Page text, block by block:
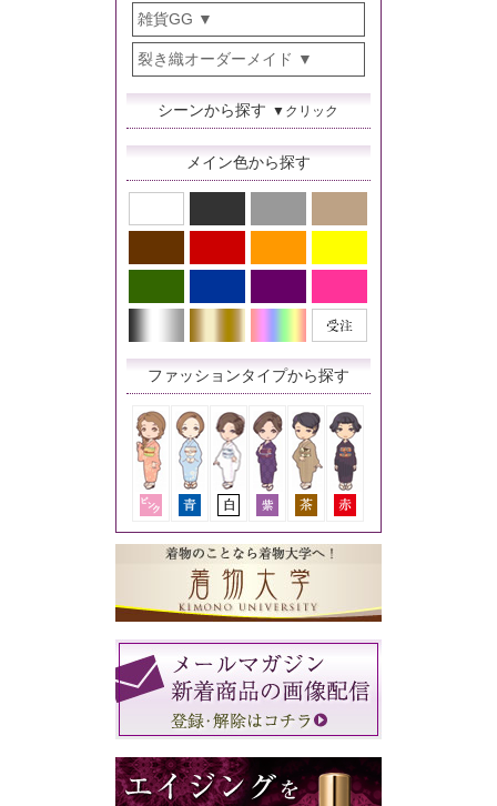
雑貨GG
裂き織オーダーメイド
シーンから探す ▼クリック
メイン色から探す
ファッションタイプから探す